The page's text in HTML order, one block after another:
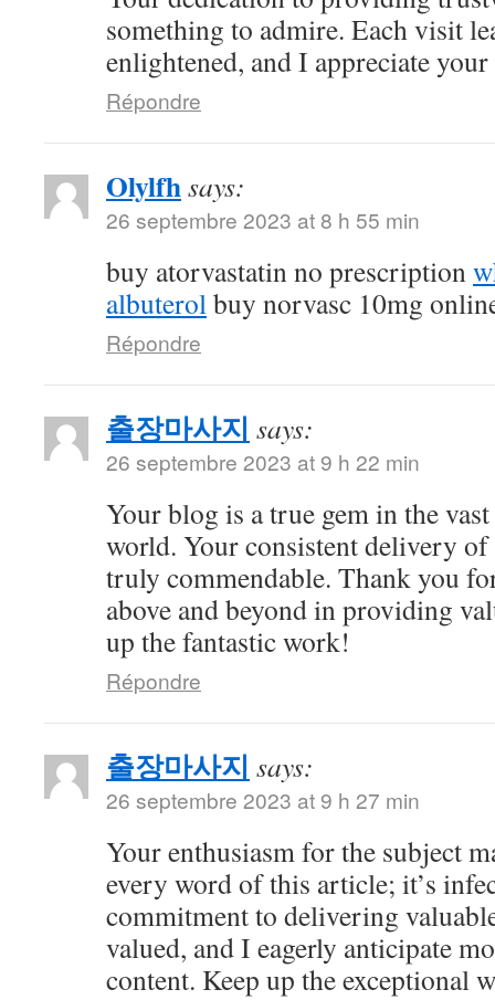
something to admire. Each visit
enlightened, and I appreciate
Répondre
Olylfhsays:
26 septembre 2023 at 8 h 55 min
buy atorvastatin no prescription
albuterolbuy norvasc 10mg
Répondre
출장마사지 says:
26 septembre 2023 at 9 h 22 min
Your blog is a true gem in the
world. Your consistent delivery
truly commendable. Thank you
above and beyond in providing
up the fantastic work!
Répondre
출장마사지 says:
26 septembre 2023 at 9 h 27 min
Your enthusiasm for the subject
every word of this article; it’s
commitment to delivering
valued, and I eagerly anticipate
content. Keep up the exceptional